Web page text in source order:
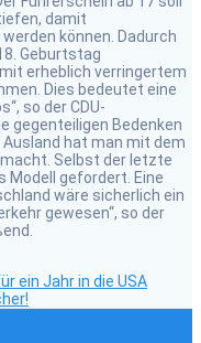
damit
können. Dadurch
Geburtstag
erheblich verringertem
Dies bedeutet eine
so der CDU-
gegenteiligen Bedenken
hat man mit dem
Selbst der letzte
Modell gefordert. Eine
wäre sicherlich ein
gewesen“, so der
ein Jahr in die USA